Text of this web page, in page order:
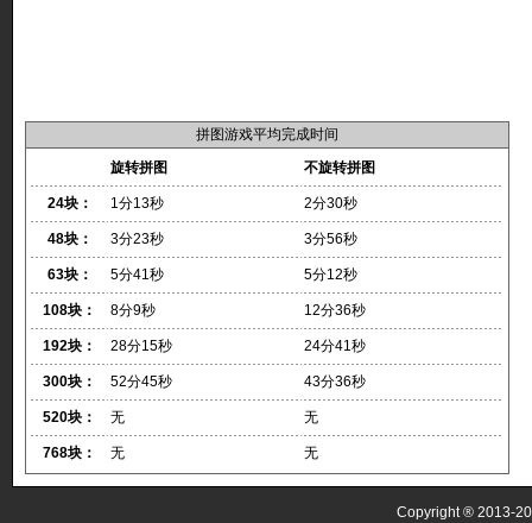
拼图游戏平均完成时间
旋转拼图
不旋转拼图
24块： 1分13秒 2分30秒
48块： 3分23秒 3分56秒
63块： 5分41秒 5分12秒
108块： 8分9秒 12分36秒
192块： 28分15秒 24分41秒
300块： 52分45秒 43分36秒
520块： 无 无
768块： 无 无
Copyright ® 2013-